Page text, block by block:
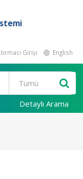
Girişi English
Detaylı Arama